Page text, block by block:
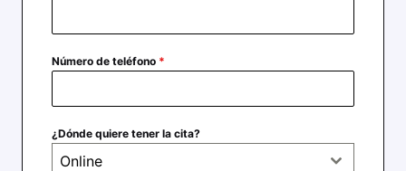
Número de teléfono *
¿Dónde quiere tener la cita?
Online